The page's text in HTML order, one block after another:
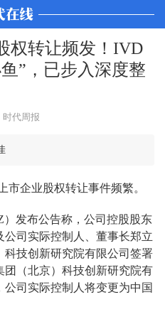
权转让频发！IVD
”，已步入深度整
时代周报
市企业股权转让事件频繁。
）发布公告称，公司控股股东
司实际控制人、董事长郑立
技创新研究院有限公司签署
（北京）科技创新研究院有
司实际控制人将变更为中国